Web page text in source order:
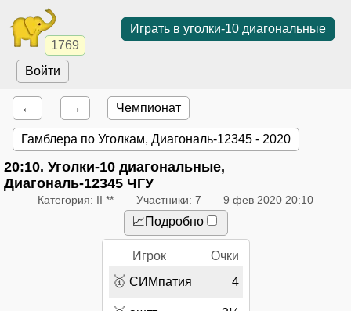
1769
Войти
Играть в уголки-10 диагональные
← → Чемпионат
Гамблера по Уголкам, Диагональ-12345 - 2020
20:10. Уголки-10 диагональные,
Диагональ-12345 ЧГУ
Категория: II ** Участники: 7 9 фев 2020 20:10
📈Подробно
Игрок Очки
🥇 СИМпатия 4